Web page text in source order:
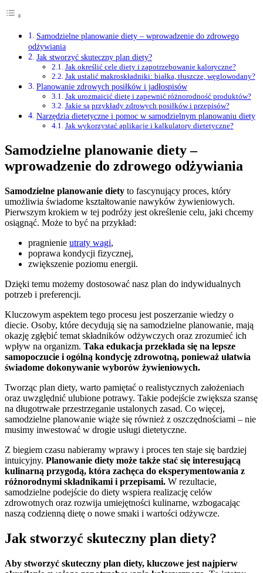
Samodzielne planowanie diety – wprowadzenie do zdrowego
odżywiania
Jak stworzyć skuteczny plan diety?
Jak określić cele diety i zapotrzebowanie kaloryczne?
Jak ustalić makroskładniki: białka, tłuszcze, węglowodany?
Planowanie zdrowych posiłków i jadłospisów
Jak urozmaicić dietę i zapewnić różnorodność produktów?
Jakie są przykłady zdrowych posiłków i przepisów?
Narzędzia dietetyczne i pomoc w samodzielnym planowaniu diety
Jak wykorzystać aplikacje i kalkulatory dietetyczne?
Samodzielne planowanie diety –
wprowadzenie do zdrowego odżywiania
Samodzielne planowanie diety to fascynujący proces, który
umożliwia świadome kształtowanie nawyków żywieniowych.
Pierwszym krokiem w tej podróży jest określenie celu, jaki chcemy
osiągnąć. Może to być na przykład:
pragnienie utraty wagi,
poprawa kondycji fizycznej,
zwiększenie poziomu energii.
Dzięki temu możemy dostosować nasz plan do indywidualnych
potrzeb i preferencji.
Kluczowym aspektem tego procesu jest poszerzanie wiedzy o
diecie. Osoby, które decydują się na samodzielne planowanie, mają
okazję zgłębić temat składników odżywczych oraz zrozumieć ich
wpływ na organizm. Taka edukacja przekłada się na lepsze
samopoczucie i ogólną kondycję zdrowotną, ponieważ ułatwia
świadome dokonywanie wyborów żywieniowych.
Tworząc plan diety, warto pamiętać o realistycznych założeniach
oraz uwzględnić ulubione potrawy. Takie podejście zwiększa szansę
na długotrwałe przestrzeganie ustalonych zasad. Co więcej,
samodzielne planowanie wiąże się również z oszczędnościami – nie
musimy inwestować w drogie usługi dietetyczne.
Z biegiem czasu nabieramy wprawy i proces ten staje się bardziej
intuicyjny. Planowanie diety może także stać się interesującą
kulinarną przygodą, która zachęca do eksperymentowania z
różnorodnymi składnikami i przepisami. W rezultacie,
samodzielne podejście do diety wspiera realizację celów
zdrowotnych oraz rozwija umiejętności kulinarne, wzbogacając
naszą codzienną dietę o nowe smaki i wartości odżywcze.
Jak stworzyć skuteczny plan diety?
Aby stworzyć skuteczny plan diety, kluczowe jest najpierw